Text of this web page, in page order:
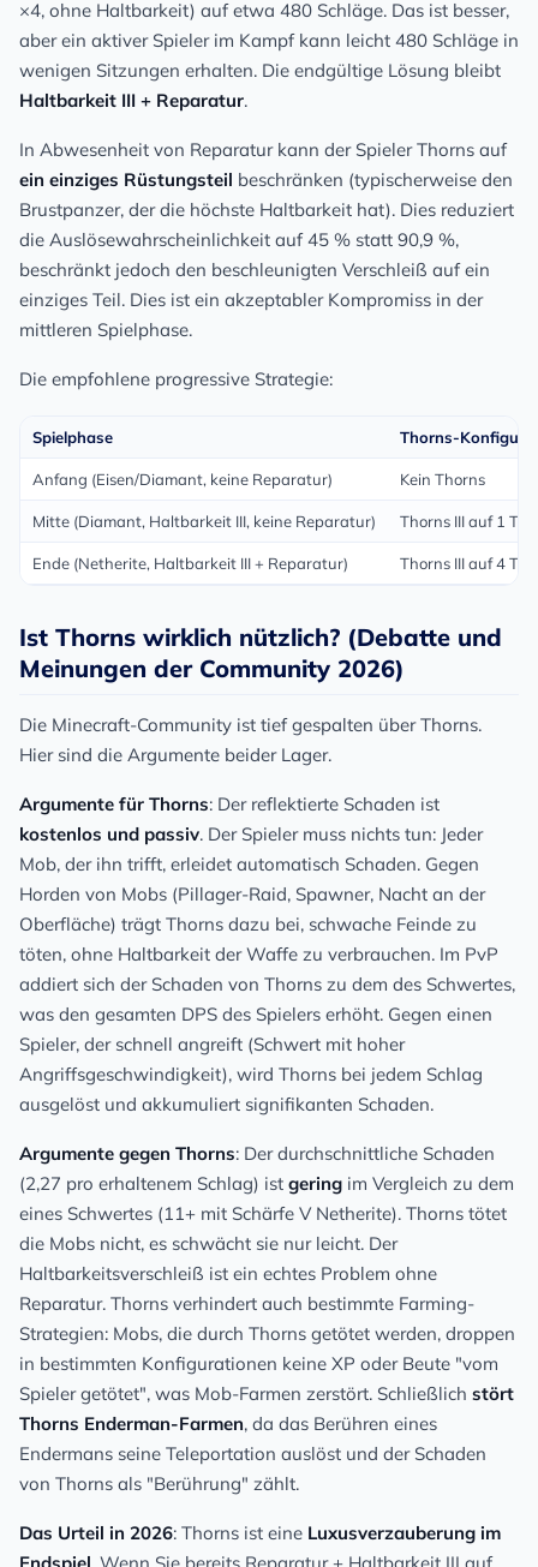
×4, ohne Haltbarkeit) auf etwa 480 Schläge. Das ist besser,
aber ein aktiver Spieler im Kampf kann leicht 480 Schläge in
wenigen Sitzungen erhalten. Die endgültige Lösung bleibt
Haltbarkeit III + Reparatur.
In Abwesenheit von Reparatur kann der Spieler Thorns auf
ein einziges Rüstungsteil beschränken (typischerweise den
Brustpanzer, der die höchste Haltbarkeit hat). Dies reduziert
die Auslösewahrscheinlichkeit auf 45 % statt 90,9 %,
beschränkt jedoch den beschleunigten Verschleiß auf ein
einziges Teil. Dies ist ein akzeptabler Kompromiss in der
mittleren Spielphase.
Die empfohlene progressive Strategie:
Spielphase Thorns-
Anfang (Eisen/Diamant, keine Reparatur) Kein Thorns
Mitte (Diamant, Haltbarkeit III, keine Reparatur) Thorns III auf 1
Ende (Netherite, Haltbarkeit III + Reparatur) Thorns III auf 4
Ist Thorns wirklich nützlich? (Debatte und
Meinungen der Community 2026)
Die Minecraft-Community ist tief gespalten über Thorns.
Hier sind die Argumente beider Lager.
Argumente für Thorns: Der reflektierte Schaden ist
kostenlos und passiv. Der Spieler muss nichts tun: Jeder
Mob, der ihn trifft, erleidet automatisch Schaden. Gegen
Horden von Mobs (Pillager-Raid, Spawner, Nacht an der
Oberfläche) trägt Thorns dazu bei, schwache Feinde zu
töten, ohne Haltbarkeit der Waffe zu verbrauchen. Im PvP
addiert sich der Schaden von Thorns zu dem des Schwertes,
was den gesamten DPS des Spielers erhöht. Gegen einen
Spieler, der schnell angreift (Schwert mit hoher
Angriffsgeschwindigkeit), wird Thorns bei jedem Schlag
ausgelöst und akkumuliert signifikanten Schaden.
Argumente gegen Thorns: Der durchschnittliche Schaden
(2,27 pro erhaltenem Schlag) ist gering im Vergleich zu dem
eines Schwertes (11+ mit Schärfe V Netherite). Thorns tötet
die Mobs nicht, es schwächt sie nur leicht. Der
Haltbarkeitsverschleiß ist ein echtes Problem ohne
Reparatur. Thorns verhindert auch bestimmte Farming-
Strategien: Mobs, die durch Thorns getötet werden, droppen
in bestimmten Konfigurationen keine XP oder Beute "vom
Spieler getötet", was Mob-Farmen zerstört. Schließlich stört
Thorns Enderman-Farmen, da das Berühren eines
Endermans seine Teleportation auslöst und der Schaden
von Thorns als "Berührung" zählt.
Das Urteil in 2026: Thorns ist eine Luxusverzauberung im